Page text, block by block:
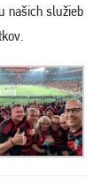
našich služieb